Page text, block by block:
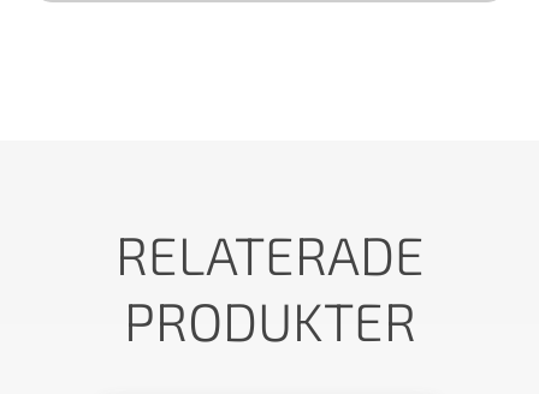
RELATERADE
PRODUKTER